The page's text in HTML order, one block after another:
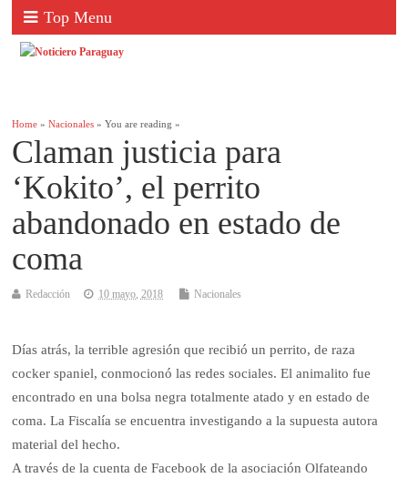
Top Menu
Home »Nacionales » You are reading »
Claman justicia para
‘Kokito’, el perrito
abandonado en estado de
coma
Redacción 10 mayo, 2018 Nacionales
Días atrás, la terrible agresión que recibió un perrito, de raza
cocker spaniel, conmocionó las redes sociales. El animalito fue
encontrado en una bolsa negra totalmente atado y en estado de
coma. La Fiscalía se encuentra investigando a la supuesta autora
material del hecho.
A través de la cuenta de Facebook de la asociación Olfateando